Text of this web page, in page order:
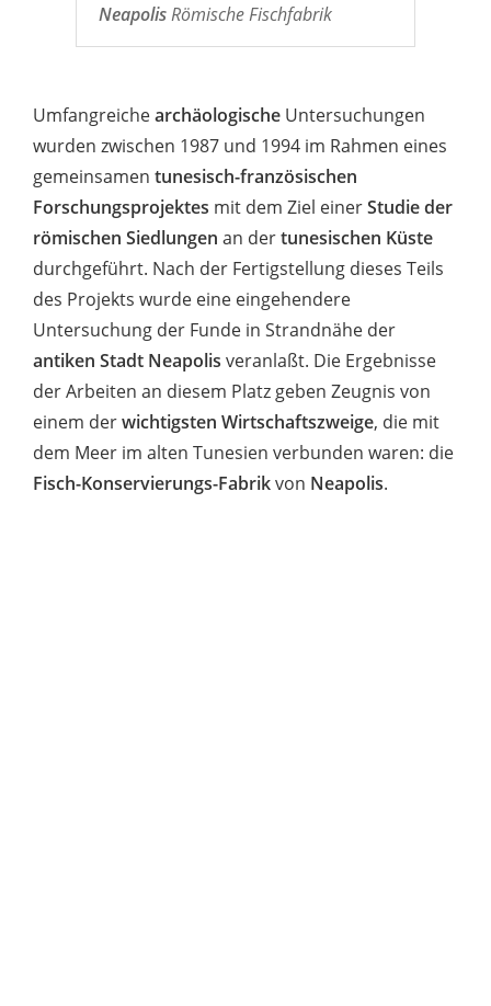
NeapolisRömische Fischfabrik
Umfangreichearchäologische Untersuchungen
wurden zwischen 1987 und 1994 im Rahmen eines
gemeinsamen tunesisch-französischen
Forschungsprojektes mit dem Ziel einerStudie der
römischen Siedlungen an dertunesischen Küste
durchgeführt. Nach der Fertigstellung dieses Teils
des Projekts wurde eine eingehendere
Untersuchung der Funde in Strandnähe der
antiken Stadt Neapolis veranlaßt. Die Ergebnisse
der Arbeiten an diesem Platz geben Zeugnis von
einem derwichtigsten Wirtschaftszweige, die mit
dem Meer im alten Tunesien verbunden waren: die
Fisch-Konservierungs-Fabrikvon Neapolis.